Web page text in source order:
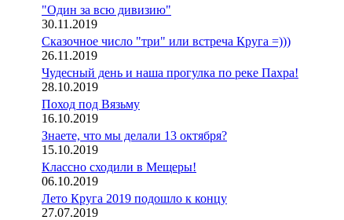
"Один за всю дивизию"
30.11.2019
Сказочное число "три" или встреча Круга =)))
26.11.2019
Чудесный день и наша прогулка по реке Пахра!
28.10.2019
Поход под Вязьму
16.10.2019
Знаете, что мы делали 13 октября?
15.10.2019
Классно сходили в Мещеры!
06.10.2019
Лето Круга 2019 подошло к концу
27.07.2019